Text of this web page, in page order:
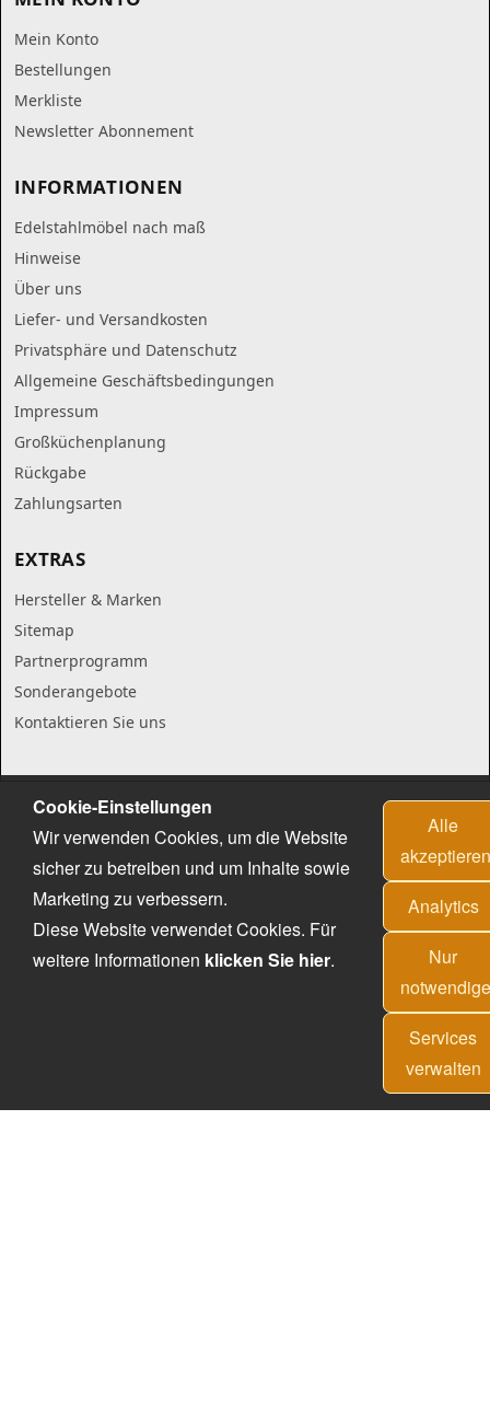
Mein Konto
Bestellungen
Merkliste
Newsletter Abonnement
INFORMATIONEN
Edelstahlmöbel nach maß
Hinweise
Über uns
Liefer- und Versandkosten
Privatsphäre und Datenschutz
Allgemeine Geschäftsbedingungen
Impressum
Großküchenplanung
Rückgabe
Zahlungsarten
EXTRAS
Hersteller & Marken
Sitemap
Partnerprogramm
Sonderangebote
Kontaktieren Sie uns
Cookie-Einstellungen
Wir verwenden Cookies, um die Website
sicher zu betreiben und um Inhalte sowie
Marketing zu verbessern.
Diese Website verwendet Cookies. Für
weitere Informationen klicken Sie hier.
Alle
Analytics
Nur
Services
verwalten